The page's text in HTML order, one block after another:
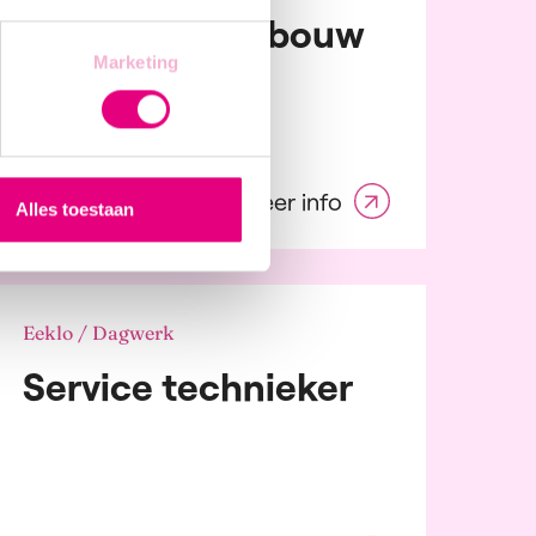
Marketing
Alles toestaan
Monteur staalbouw
Meer info
Eeklo / Dagwerk
Service technieker